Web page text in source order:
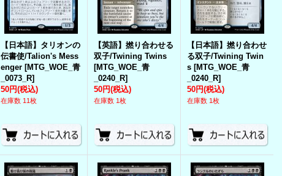
【日本語】タリオンの
伝書使/Talion's Mess
enger [MTG_WOE_青
_0073_R]
50円(税込)
在庫数 11枚
【英語】撚り合わせる
双子/Twining Twins
[MTG_WOE_青
_0240_R]
50円(税込)
在庫数 1枚
【日本語】撚り合わせ
る双子/Twining Twin
s [MTG_WOE_青
_0240_R]
50円(税込)
在庫数 1枚